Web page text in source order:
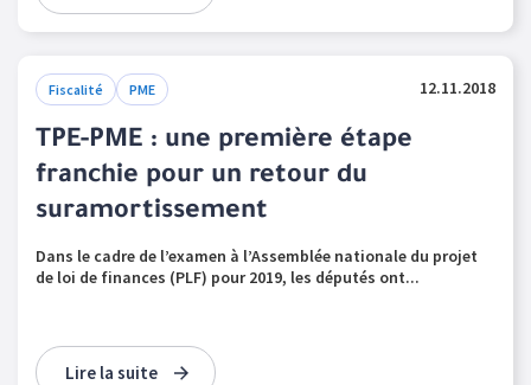
Fiscalité PME 12.11.2018
TPE-PME : une première étape
franchie pour un retour du
suramortissement
Dans le cadre de l’examen à l’Assemblée nationale du projet
de loi de finances (PLF) pour 2019, les députés ont...
Lire la suite